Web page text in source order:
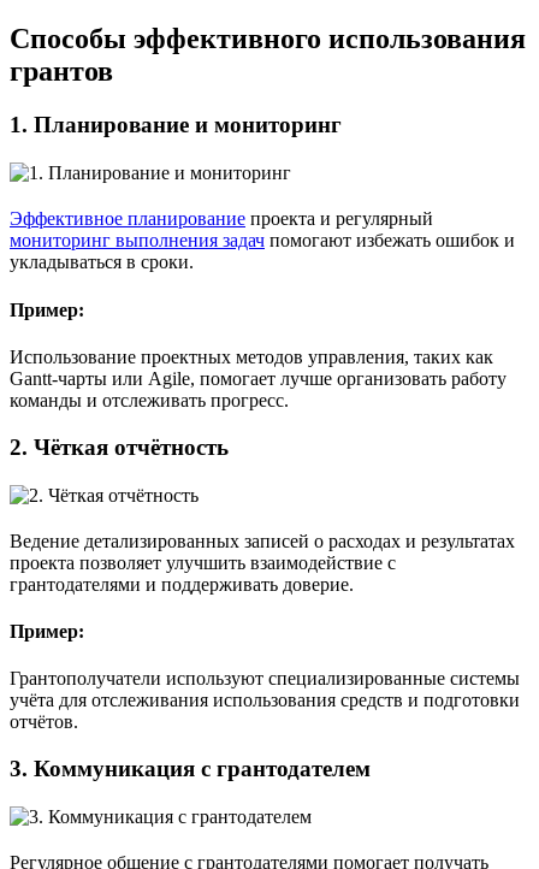
Способы эффективного использования
грантов
1. Планирование и мониторинг
Эффективное планирование проекта и регулярный
мониторинг выполнения задач помогают избежать ошибок и
укладываться в сроки.
Пример:
Использование проектных методов управления, таких как
Gantt-чарты или Agile, помогает лучше организовать работу
команды и отслеживать прогресс.
2. Чёткая отчётность
Ведение детализированных записей о расходах и результатах
проекта позволяет улучшить взаимодействие с
грантодателями и поддерживать доверие.
Пример:
Грантополучатели используют специализированные системы
учёта для отслеживания использования средств и подготовки
отчётов.
3. Коммуникация с грантодателем
Регулярное общение с грантодателями помогает получать